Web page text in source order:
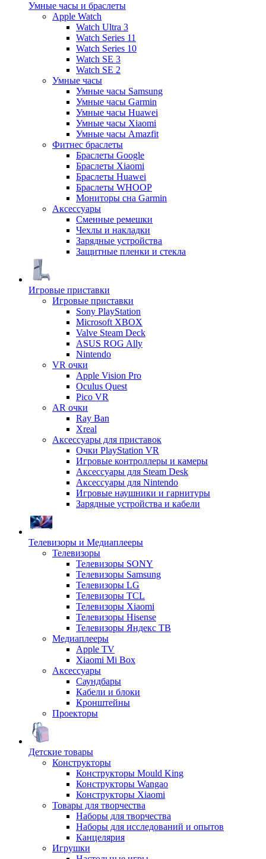
Умные часы и браслеты
Apple Watch
Watch Ultra 3
Watch Series 11
Watch Series 10
Watch SE 3
Watch SE 2
Умные часы
Умные часы Samsung
Умные часы Garmin
Умные часы Huawei
Умные часы Xiaomi
Умные часы Amazfit
Фитнес браслеты
Браслеты Google
Браслеты Xiaomi
Браслеты Huawei
Браслеты WHOOP
Мониторы сна Garmin
Аксессуары
Сменные ремешки
Чехлы и накладки
Зарядные устройства
Защитные пленки и стекла
Игровые приставки
Игровые приставки
Sony PlayStation
Microsoft XBOX
Valve Steam Deck
ASUS ROG Ally
Nintendo
VR очки
Apple Vision Pro
Oculus Quest
Pico VR
AR очки
Ray Ban
Xreal
Аксессуары для приставок
Очки PlayStation VR
Игровые контроллеры и камеры
Аксессуары для Steam Desk
Аксессуары для Nintendo
Игровые наушники и гарнитуры
Зарядные устройства и кабели
Телевизоры и Медиаплееры
Телевизоры
Телевизоры SONY
Телевизоры Samsung
Телевизоры LG
Телевизоры TCL
Телевизоры Xiaomi
Телевизоры Hisense
Телевизоры Яндекс ТВ
Медиаплееры
Apple TV
Xiaomi Mi Box
Аксессуары
Саундбары
Кабели и блоки
Кронштейны
Проекторы
Детские товары
Конструкторы
Конструкторы Mould King
Конструкторы Wangao
Конструкторы Xiaomi
Товары для творчества
Наборы для творчества
Наборы для исследований и опытов
Канцелярия
Игрушки